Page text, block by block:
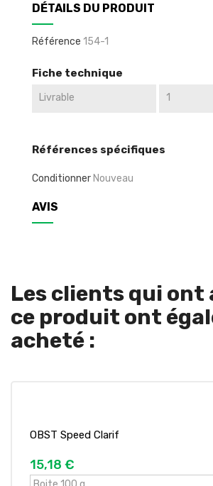
DÉTAILS DU PRODUIT
Référence 154-1
Fiche technique
Livrable 1
Références spécifiques
Conditionner Nouveau
AVIS
Les clients qui ont
ce produit ont
acheté :
OBST Speed Clarif
15,18 €